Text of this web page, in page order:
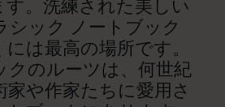
。洗練された美しい
シック ノートブック
は最高の場所です。
クのルーツは、何世紀
や作家たちに愛用さ